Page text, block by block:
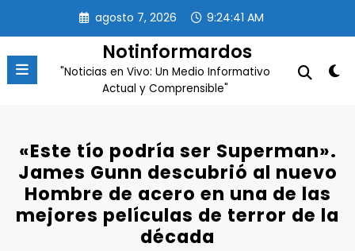
contenido
agosto 7, 2026 9:24:41 AM
Notinformardos
"Noticias en Vivo: Un Medio Informativo
Actual y Comprensible"
«Este tío podría ser Superman».
James Gunn descubrió al nuevo
Hombre de acero en una de las
mejores películas de terror de la
década